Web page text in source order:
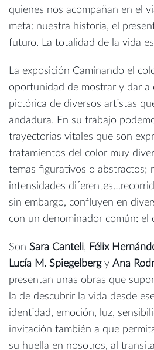
quienes nos acompañan en el
meta: nuestra historia, el
futuro. La totalidad de la vida
La exposición Caminando el
oportunidad de mostrar y dar a
pictórica de diversos artistas
andadura. En su trabajo
trayectorias vitales que son
tratamientos del color muy
temas figurativos o abstractos;
intensidades
sin embargo, confluyen en
con un denominador común: el
Son Sara Canteli, Félix
Lucía M. Spiegelbergy Ana
presentan unas obras que
la de descubrir la vida desde
identidad, emoción, luz,
invitación también a que
su huella en nosotros, al